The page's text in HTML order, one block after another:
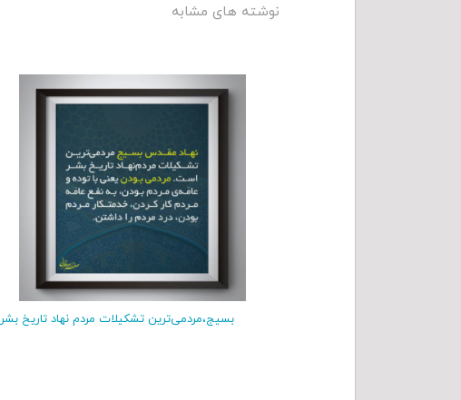
نوشته های مشابه
بسیج،مردمی‌ترین تشکیلات مردم نهاد تاریخ بشر